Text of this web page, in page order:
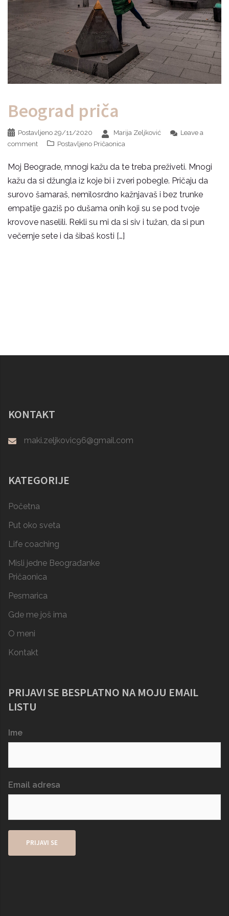
Beograd priča
Postavljeno 29/11/2020 Marija Zeljković
Leave a
comment
Postavljeno Pričaonica
Moj Beograde, mnogi kažu da te treba preživeti. Mnogi
kažu da si džungla iz koje bi i zveri pobegle. Pričaju da
surovo šamaraš, nemilosrdno kažnjavaš i bez trunke
empatije gaziš po dušama onih koji su se pod tvoje
krovove naselili. Rekli su mi da si siv i tužan, da si pun
večernje sete i da šibaš kosti […]
KONTAKT
maki.zeljkovic96@gmail.com
KATEGORIJE
Početna
Put oko sveta
Life coaching
Misli jedne Beograđanke
Pričaonica
Pesmarica
Gde me još ima
O meni
Kontakt
PRIJAVI SE BESPLATNO NA MOJU EMAIL
LISTU
Ime
Email adresa